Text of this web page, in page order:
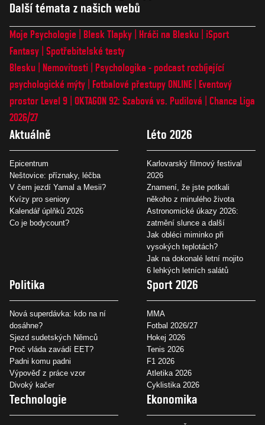
Další témata z našich webů
Moje Psychologie Blesk Tlapky Hráči na Blesku
iSport
Fantasy Spotřebitelské testy
Blesku
Nemovitosti
Psychologika - podcast rozbíjející
psychologické mýty
Fotbalové přestupy ONLINE
Eventový
prostor Level 9 OKTAGON 92: Szabová vs. Pudilová
Chance Liga
2026/27
Aktuálně
Epicentrum
Neštovice: příznaky, léčba
V čem jezdí Yamal a Mesii?
Kvízy pro seniory
Kalendář úplňků 2026
Co je bodycount?
Léto 2026
Karlovarský filmový festival
2026
Znamení, že jste potkali
někoho z minulého života
Astronomické úkazy 2026:
zatmění slunce a další
Jak obléci miminko při
vysokých teplotách?
Jak na dokonalé letní mojito
6 lehkých letních salátů
Politika
Nová superdávka: kdo na ní
dosáhne?
Sjezd sudetských Němců
Proč vláda zavádí EET?
Padni komu padni
Výpověď z práce vzor
Divoký kačer
Sport 2026
MMA
Fotbal 2026/27
Hokej 2026
Tenis 2026
F1 2026
Atletika 2026
Cyklistika 2026
Technologie Ekonomika